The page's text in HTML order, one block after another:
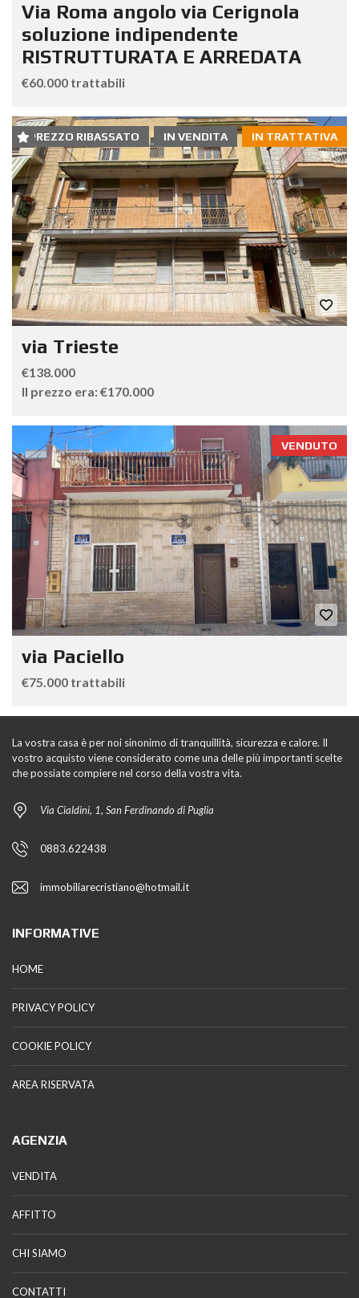
Via Roma angolo via Cerignola
soluzione indipendente
RISTRUTTURATA E ARREDATA
€60.000 trattabili
IN TRATTATIVA
IN VENDITA
PREZZO RIBASSATO
via Trieste
€138.000
Il prezzo era: €170.000
VENDUTO
via Paciello
€75.000 trattabili
La vostra casa è per noi sinonimo di tranquillità, sicurezza e calore. Il
vostro acquisto viene considerato come una delle più importanti scelte
che possiate compiere nel corso della vostra vita.
Via Cialdini, 1, San Ferdinando di Puglia
0883.622438
immobiliarecristiano@hotmail.it
INFORMATIVE
HOME
PRIVACY POLICY
COOKIE POLICY
AREA RISERVATA
AGENZIA
VENDITA
AFFITTO
CHI SIAMO
CONTATTI